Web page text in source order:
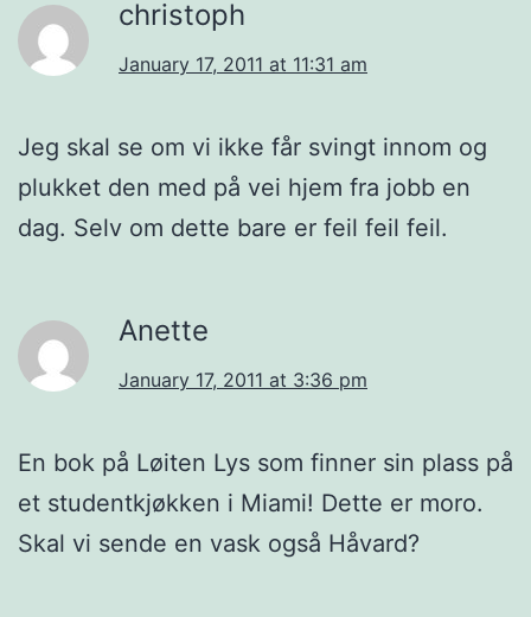
christoph
January 17, 2011 at 11:31 am
Jeg skal se om vi ikke får svingt innom og
plukket den med på vei hjem fra jobb en
dag. Selv om dette bare er feil feil feil.
Anette
January 17, 2011 at 3:36 pm
En bok på Løiten Lys som finner sin plass på
et studentkjøkken i Miami! Dette er moro.
Skal vi sende en vask også Håvard?